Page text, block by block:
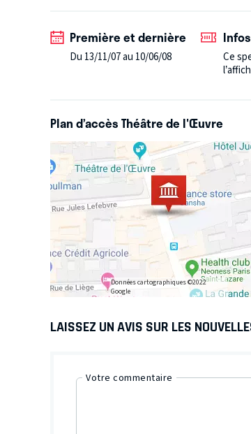
Première et dernière
Du 13/11/07 au 10/06/08
Ce
Plan d’accès Théâtre de l'Œuvre
Données cartographiques ©2022
Google
LAISSEZ UN AVIS SUR LES
Votre commentaire